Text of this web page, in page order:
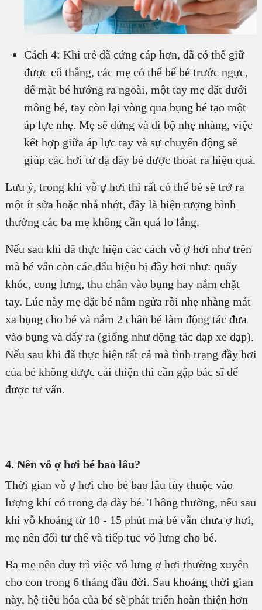
Cách 4: Khi trẻ đã cứng cáp hơn, đã có thể giữ
được cổ thẳng, các mẹ có thể bế bé trước ngực,
để mặt bé hướng ra ngoài, một tay mẹ đặt dưới
mông bé, tay còn lại vòng qua bụng bé tạo một
áp lực nhẹ. Mẹ sẽ đứng và đi bộ nhẹ nhàng, việc
kết hợp giữa áp lực tay và sự chuyển động sẽ
giúp các hơi từ dạ dày bé được thoát ra hiệu quả.
Lưu ý, trong khi vỗ ợ hơi thì rất có thể bé sẽ trớ ra
một ít sữa hoặc nhả nhớt, đây là hiện tượng bình
thường các ba mẹ không cần quá lo lắng.
Nếu sau khi đã thực hiện các cách vỗ ợ hơi như trên
mà bé vẫn còn các dấu hiệu bị đầy hơi như: quấy
khóc, cong lưng, thu chân vào bụng hay nắm chặt
tay. Lúc này mẹ đặt bé nằm ngửa rồi nhẹ nhàng mát
xa bụng cho bé và nắm 2 chân bé làm động tác đưa
vào bụng và đẩy ra (giống như động tác đạp xe đạp).
Nếu sau khi đã thực hiện tất cả mà tình trạng đầy hơi
của bé không được cải thiện thì cần gặp bác sĩ để
được tư vấn.
4. Nên vỗ ợ hơi bé bao lâu?
Thời gian vỗ ợ hơi cho bé bao lâu tùy thuộc vào
lượng khí có trong dạ dày bé. Thông thường, nếu sau
khi vỗ khoảng từ 10 - 15 phút mà bé vẫn chưa ợ hơi,
mẹ nên đổi tư thế và tiếp tục vỗ lưng cho bé.
Ba mẹ nên duy trì việc vỗ lưng ợ hơi thường xuyên
cho con trong 6 tháng đầu đời. Sau khoảng thời gian
này, hệ tiêu hóa của bé sẽ phát triển hoàn thiện hơn